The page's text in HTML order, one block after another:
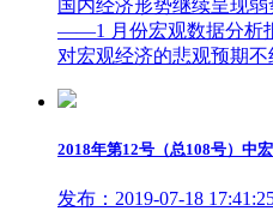
国内经济形势继续呈现
——1 月份宏观数据分析
对宏观经济的悲观预期不
2018年第12号（总108号）中
发布：2019-07-18